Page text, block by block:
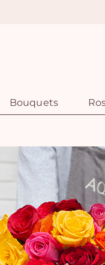
Bouquets